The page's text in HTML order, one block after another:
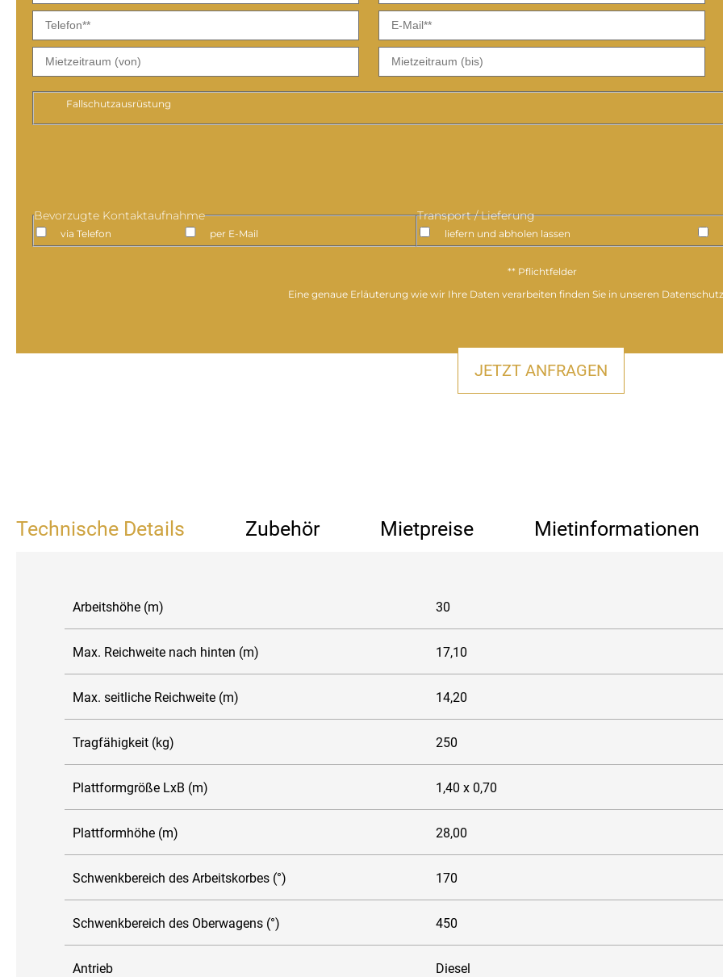
Punkt
Punkt
Bevorzugte Kontaktaufnahme
via Telefon per E-Mail
Transport / Lieferung
liefern und abholen lassen
Fallschutzausrüstung
** Pflichtfelder
Eine genaue Erläuterung wie wir Ihre Daten verarbeiten finden Sie in unseren
Technische Details Zubehör Mietpreise Mietinformationen
Arbeitshöhe (m) 30
Max. Reichweite nach hinten (m) 17,10
Max. seitliche Reichweite (m) 14,20
Tragfähigkeit (kg) 250
Plattformgröße LxB (m) 1,40 x 0,70
Plattformhöhe (m) 28,00
Schwenkbereich des Arbeitskorbes (°) 170
Schwenkbereich des Oberwagens (°) 450
Antrieb Diesel